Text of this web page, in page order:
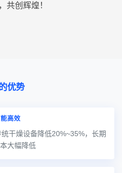
共创辉煌！
优势
高效
干燥设备降低20%~35%，长期
大幅降低